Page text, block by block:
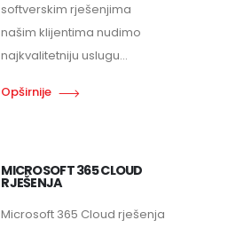
softverskim rješenjima
našim klijentima nudimo
najkvalitetniju uslugu...
Opširnije
MICROSOFT 365 CLOUD
RJEŠENJA
Microsoft 365 Cloud rješenja